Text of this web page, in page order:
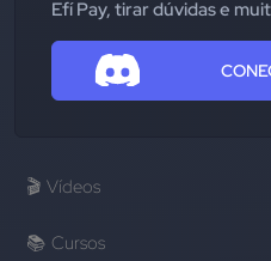
Efí Pay, tirar dúvidas e
🎬 Vídeos
📚 Cursos